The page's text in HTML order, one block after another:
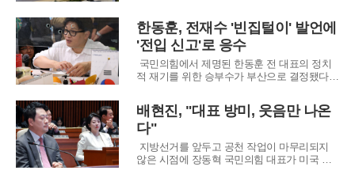
에 배치된 한국산 요격미사일 '천궁-II'가 높은
요격률을 기록하며 실전 성능을 입증하자, 한
국 무기를 향한 중동의 관심이 폭발적으로 증
가했다. 월스트리트저널은 UAE의 추가 도입
한동훈, 전재수 '빈집털이' 발언에
'전입 신고'로 응수
국민의힘에서 제명된 한동훈 전 대표의 정치
적 재기를 위한 승부수가 부산으로 결정됐다.
을 살피는 행보에 이어, 만덕2동으로 주소지를
이전하며 향후 보궐선거 출마 의지를 명확히
했다.한 전 대표는 전입신고를 마친 직후 "부산
시민과 구포시민을 위해 살기로 결심했다"며
자
배현진, "대표 방미, 웃음만 나온
다"
지방선거를 앞두고 공천 작업이 마무리되지
않은 시점에 장동혁 국민의힘 대표가 미국 방